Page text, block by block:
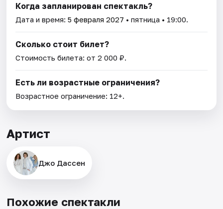
Когда запланирован спектакль?
Дата и время:5 февраля 2027 • пятница • 19:00.
Сколько стоит билет?
Стоимость билета: от 2 000 ₽.
Есть ли возрастные ограничения?
Возрастное ограничение: 12+.
Артист
Джо Дассен
Похожие спектакли